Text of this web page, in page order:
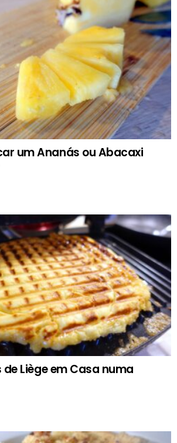
um Ananás ou Abacaxi
Liège em Casa numa